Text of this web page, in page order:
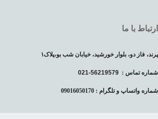
ارتباط با ما
پرند، فاز دو، بلوار خورشید، خیابان شب بو،پلاک۱
شماره تماس : 56219579-021
شماره واتساپ و تلگرام : 09016050170